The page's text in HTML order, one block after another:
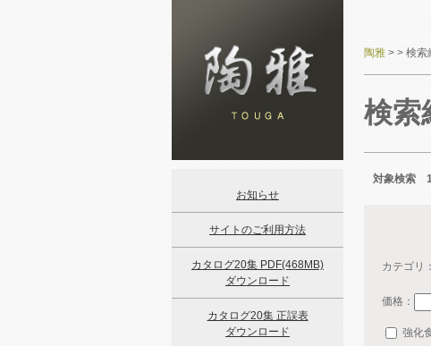
お知らせ
サイトのご利用方法
カタログ20集 PDF(468MB)
ダウンロード
カタログ20集 正誤表
ダウンロード
陶雅 > > 検索
検索
対象検索
カテゴリ：
価格：
強化